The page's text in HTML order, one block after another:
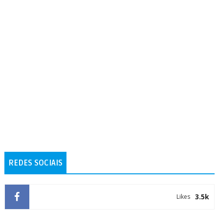
REDES SOCIAIS
3.5k
Likes